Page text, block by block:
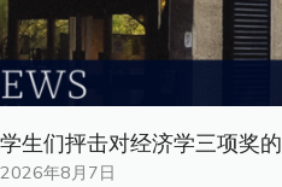
学生们抨击对经济学三项奖
2026年8月7日